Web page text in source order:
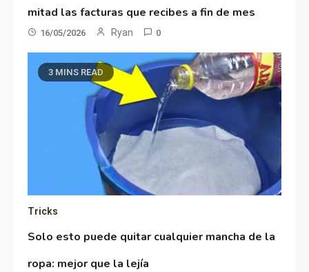
mitad las facturas que recibes a fin de mes
16/05/2026 Ryan 0
3 MINS READ
Tricks
Solo esto puede quitar cualquier mancha de la
ropa: mejor que la lejía